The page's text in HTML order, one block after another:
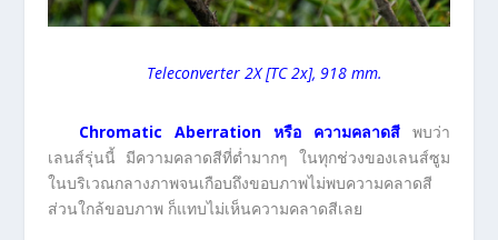
Teleconverter 2X [TC 2x], 918 mm.
Chromatic Aberration หรือ ความคลาดสี พบว่า
เลนส์รุ่นนี้ มีความคลาดสีที่ต่ำมากๆ ในทุกช่วงของเลนส์ซูม
ในบริเวณกลางภาพจนเกือบถึงขอบภาพไม่พบความคลาดสี
ส่วนใกล้ขอบภาพ ก็แทบไม่เห็นความคลาดสีเลย